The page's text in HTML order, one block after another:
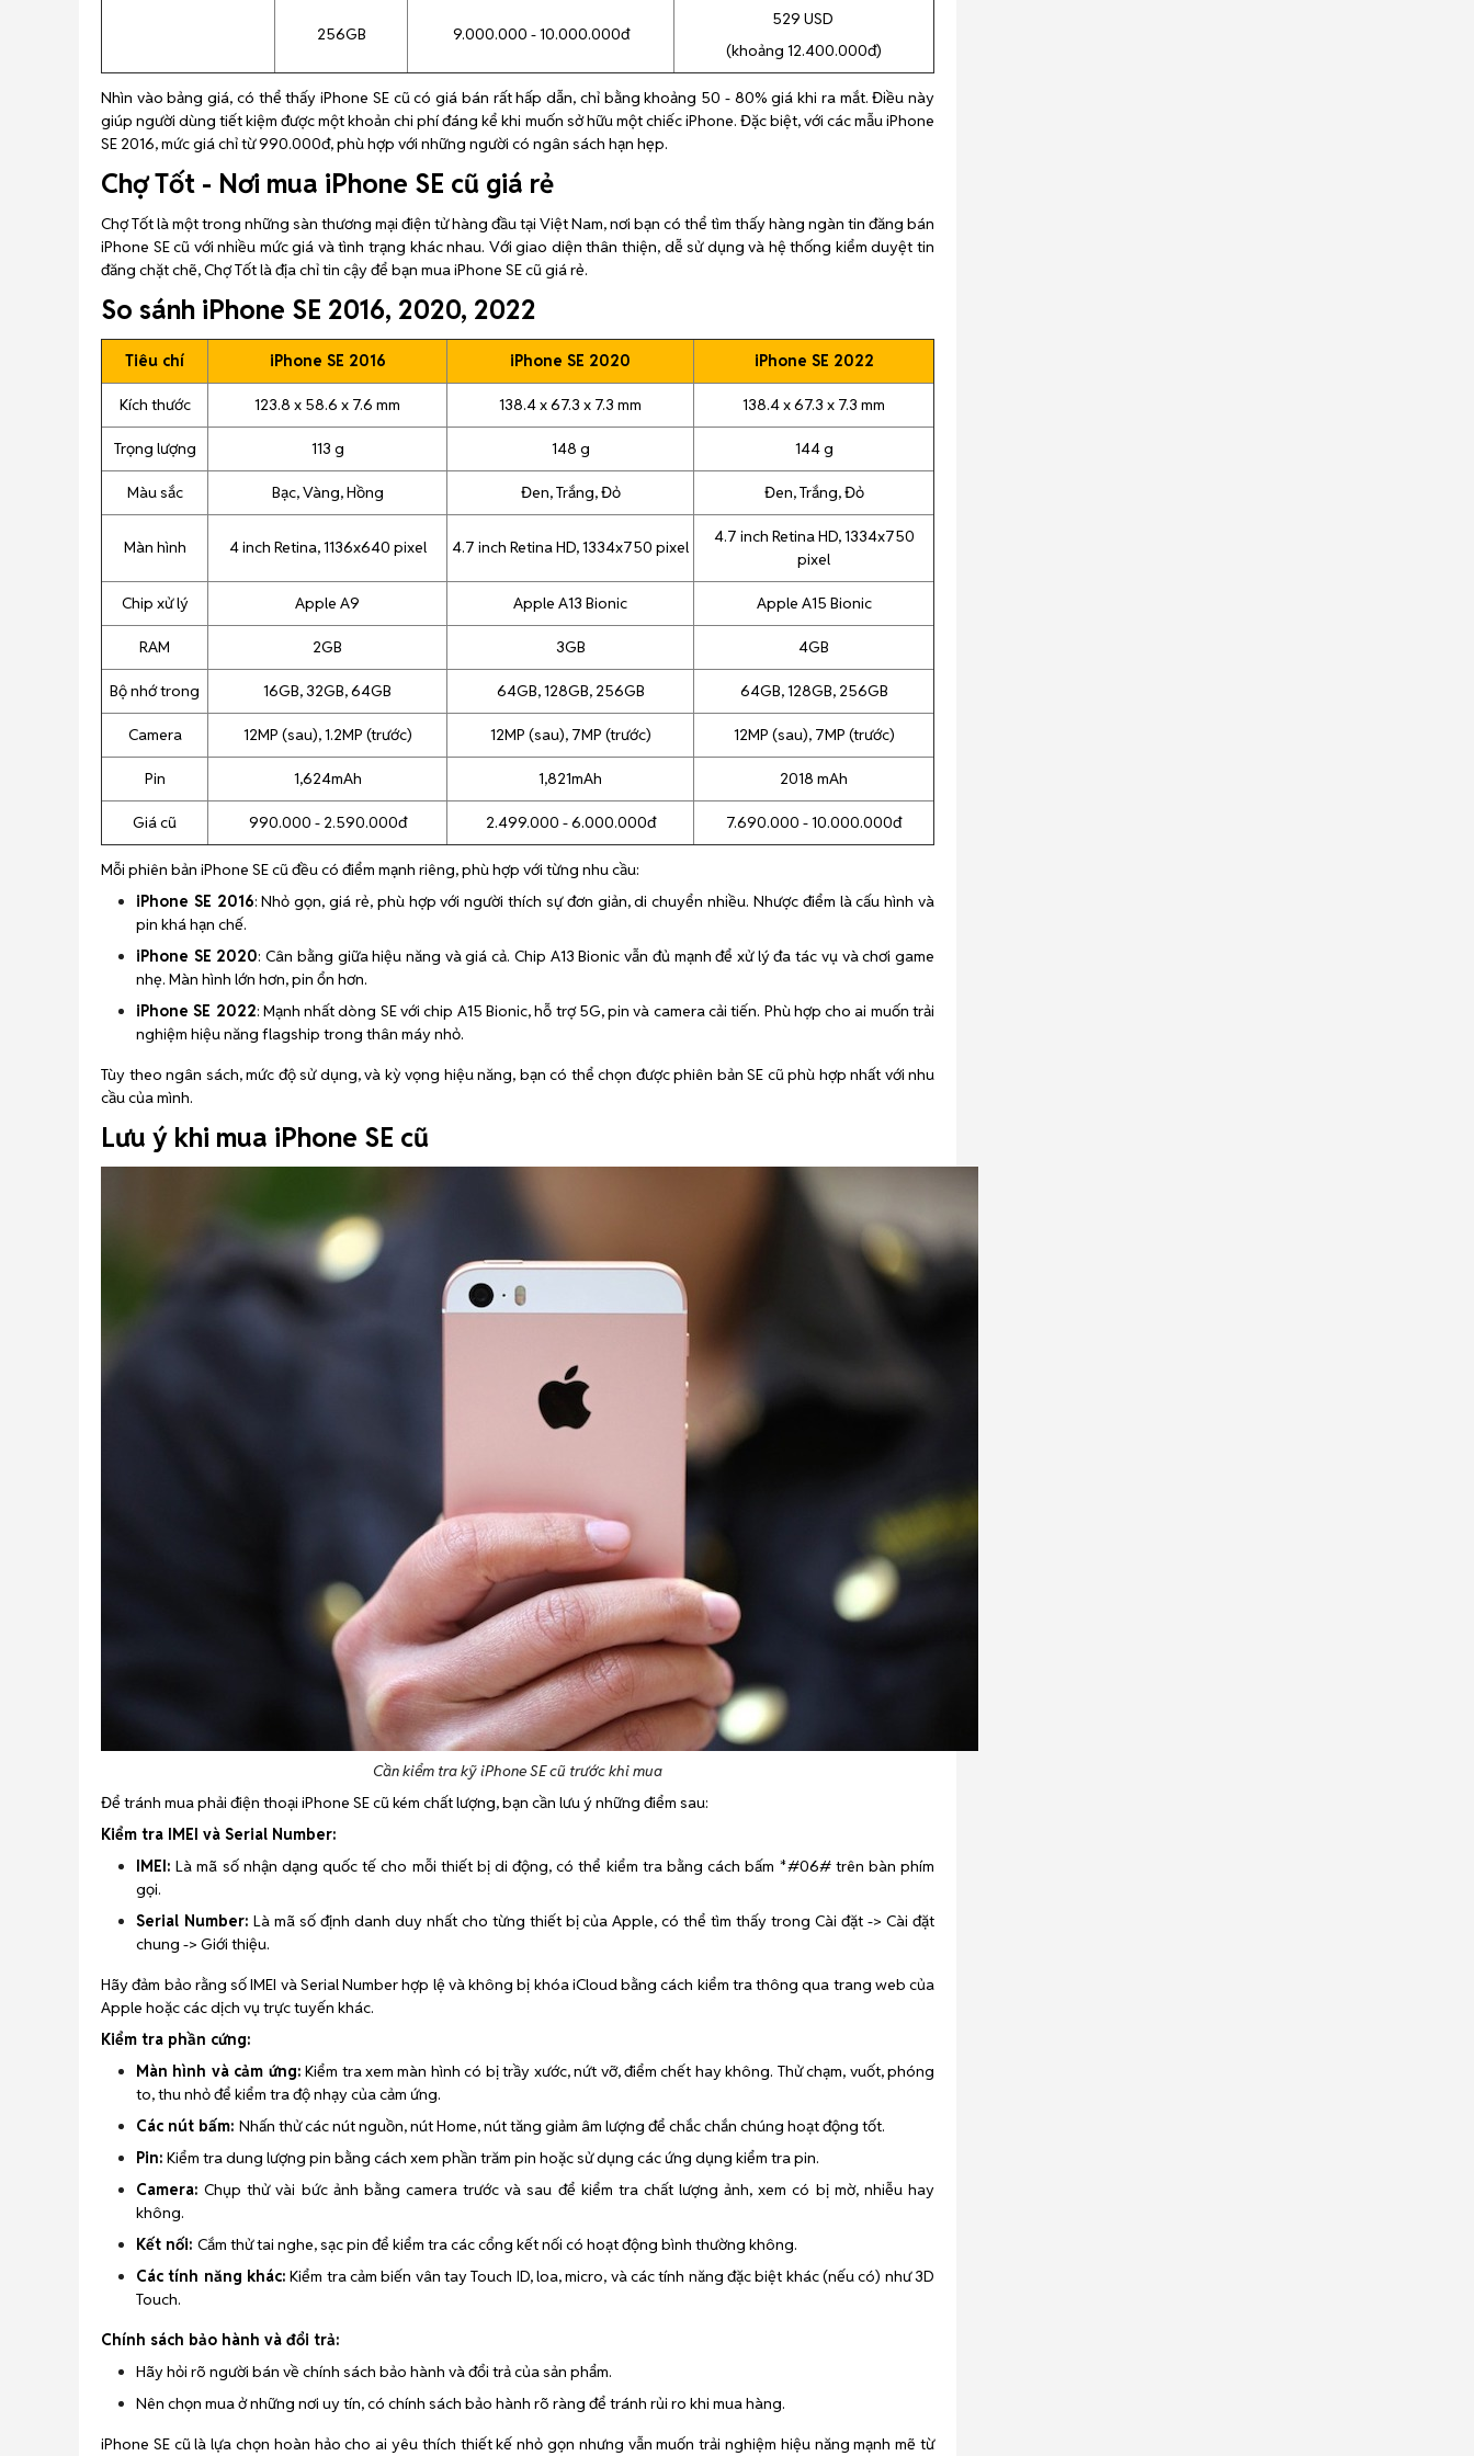
256GB 9.000.000 - 10.000.000đ
529 USD
(khoảng 12.400.000đ)
Nhìn vào bảng giá, có thể thấy iPhone SE cũ có giá bán rất hấp dẫn, chỉ bằng khoảng 50 - 80% giá khi ra mắt. Điều này
giúp người dùng tiết kiệm được một khoản chi phí đáng kể khi muốn sở hữu một chiếc iPhone. Đặc biệt, với các mẫu iPhone
SE 2016, mức giá chỉ từ 990.000đ, phù hợp với những người có ngân sách hạn hẹp.
Chợ Tốt - Nơi mua iPhone SE cũ giá rẻ
Chợ Tốt là một trong những sàn thương mại điện tử hàng đầu tại Việt Nam, nơi bạn có thể tìm thấy hàng ngàn tin đăng bán
iPhone SE cũ với nhiều mức giá và tình trạng khác nhau. Với giao diện thân thiện, dễ sử dụng và hệ thống kiểm duyệt tin
đăng chặt chẽ, Chợ Tốt là địa chỉ tin cậy để bạn mua iPhone SE cũ giá rẻ.
So sánh iPhone SE 2016, 2020, 2022
Tiêu chí iPhone SE 2016 iPhone SE 2020 iPhone SE 2022
Kích thước 123.8 x 58.6 x 7.6 mm 138.4 x 67.3 x 7.3 mm 138.4 x 67.3 x 7.3 mm
Trọng lượng 113 g 148 g 144 g
Màu sắc Bạc, Vàng, Hồng Đen, Trắng, Đỏ Đen, Trắng, Đỏ
Màn hình 4 inch Retina, 1136x640 pixel 4.7 inch Retina HD, 1334x750 pixel
4.7 inch Retina HD, 1334x750
pixel
Chip xử lý Apple A9 Apple A13 Bionic Apple A15 Bionic
RAM 2GB 3GB 4GB
Bộ nhớ trong 16GB, 32GB, 64GB 64GB, 128GB, 256GB 64GB, 128GB, 256GB
Camera 12MP (sau), 1.2MP (trước) 12MP (sau), 7MP (trước) 12MP (sau), 7MP (trước)
Pin 1,624mAh 1,821mAh 2018 mAh
Giá cũ 990.000 - 2.590.000đ 2.499.000 - 6.000.000đ 7.690.000 - 10.000.000đ
Mỗi phiên bản iPhone SE cũ đều có điểm mạnh riêng, phù hợp với từng nhu cầu:
iPhone SE 2016: Nhỏ gọn, giá rẻ, phù hợp với người thích sự đơn giản, di chuyển nhiều. Nhược điểm là cấu hình và
pin khá hạn chế.
iPhone SE 2020: Cân bằng giữa hiệu năng và giá cả. Chip A13 Bionic vẫn đủ mạnh để xử lý đa tác vụ và chơi game
nhẹ. Màn hình lớn hơn, pin ổn hơn.
iPhone SE 2022: Mạnh nhất dòng SE với chip A15 Bionic, hỗ trợ 5G, pin và camera cải tiến. Phù hợp cho ai muốn trải
nghiệm hiệu năng flagship trong thân máy nhỏ.
Tùy theo ngân sách, mức độ sử dụng, và kỳ vọng hiệu năng, bạn có thể chọn được phiên bản SE cũ phù hợp nhất với nhu
cầu của mình.
Lưu ý khi mua iPhone SE cũ
Cần kiểm tra kỹ iPhone SE cũ trước khi mua
Để tránh mua phải điện thoại iPhone SE cũ kém chất lượng, bạn cần lưu ý những điểm sau:
Kiểm tra IMEI và Serial Number:
IMEI: Là mã số nhận dạng quốc tế cho mỗi thiết bị di động, có thể kiểm tra bằng cách bấm *#06# trên bàn phím
gọi.
Serial Number: Là mã số định danh duy nhất cho từng thiết bị của Apple, có thể tìm thấy trong Cài đặt -> Cài đặt
chung -> Giới thiệu.
Hãy đảm bảo rằng số IMEI và Serial Number hợp lệ và không bị khóa iCloud bằng cách kiểm tra thông qua trang web của
Apple hoặc các dịch vụ trực tuyến khác.
Kiểm tra phần cứng:
Màn hình và cảm ứng: Kiểm tra xem màn hình có bị trầy xước, nứt vỡ, điểm chết hay không. Thử chạm, vuốt, phóng
to, thu nhỏ để kiểm tra độ nhạy của cảm ứng.
Các nút bấm: Nhấn thử các nút nguồn, nút Home, nút tăng giảm âm lượng để chắc chắn chúng hoạt động tốt.
Pin: Kiểm tra dung lượng pin bằng cách xem phần trăm pin hoặc sử dụng các ứng dụng kiểm tra pin.
Camera: Chụp thử vài bức ảnh bằng camera trước và sau để kiểm tra chất lượng ảnh, xem có bị mờ, nhiễu hay
không.
Kết nối: Cắm thử tai nghe, sạc pin để kiểm tra các cổng kết nối có hoạt động bình thường không.
Các tính năng khác: Kiểm tra cảm biến vân tay Touch ID, loa, micro, và các tính năng đặc biệt khác (nếu có) như 3D
Touch.
Chính sách bảo hành và đổi trả:
Hãy hỏi rõ người bán về chính sách bảo hành và đổi trả của sản phẩm.
Nên chọn mua ở những nơi uy tín, có chính sách bảo hành rõ ràng để tránh rủi ro khi mua hàng.
iPhone SE cũ là lựa chọn hoàn hảo cho ai yêu thích thiết kế nhỏ gọn nhưng vẫn muốn trải nghiệm hiệu năng mạnh mẽ từ